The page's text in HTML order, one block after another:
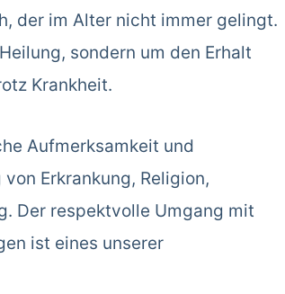
der im Alter nicht immer gelingt.
sondern um den Erhalt
Krankheit.
Aufmerksamkeit und
Erkrankung, Religion,
Der respektvolle Umgang mit
ist eines unserer